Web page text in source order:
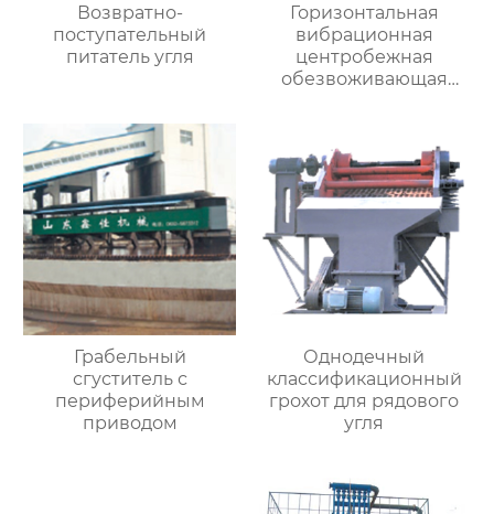
Возвратно-
поступательный
питатель угля
Горизонтальная
вибрационная
центробежная
обезвоживающая
Грабельный
сгуститель с
периферийным
приводом
Однодечный
классификационный
грохот для рядового
угля